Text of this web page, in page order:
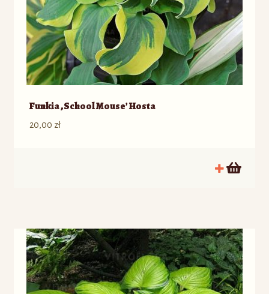
Funkia ‚School Mouse’ Hosta
20,00 zł